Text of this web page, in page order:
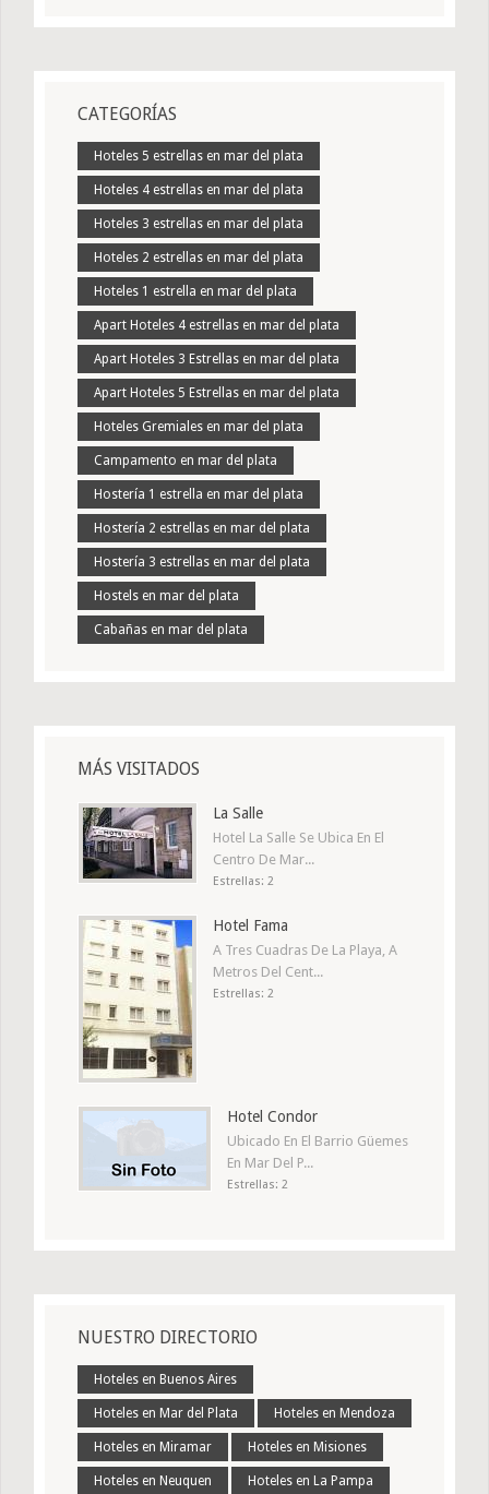
CATEGORÍAS
Hoteles 5 estrellas en mar del plata
Hoteles 4 estrellas en mar del plata
Hoteles 3 estrellas en mar del plata
Hoteles 2 estrellas en mar del plata
Hoteles 1 estrella en mar del plata
Apart Hoteles 4 estrellas en mar del plata
Apart Hoteles 3 Estrellas en mar del plata
Apart Hoteles 5 Estrellas en mar del plata
Hoteles Gremiales en mar del plata
Campamento en mar del plata
Hostería 1 estrella en mar del plata
Hostería 2 estrellas en mar del plata
Hostería 3 estrellas en mar del plata
Hostels en mar del plata
Cabañas en mar del plata
MÁS VISITADOS
La Salle
Hotel La Salle Se Ubica En El
Centro De Mar...
Estrellas: 2
Hotel Fama
A Tres Cuadras De La Playa, A
Metros Del Cent...
Estrellas: 2
Hotel Condor
Ubicado En El Barrio Güemes
En Mar Del P...
Estrellas: 2
NUESTRO DIRECTORIO
Hoteles en Buenos Aires
Hoteles en Mar del Plata Hoteles en Mendoza
Hoteles en Miramar Hoteles en Misiones
Hoteles en Neuquen Hoteles en La Pampa